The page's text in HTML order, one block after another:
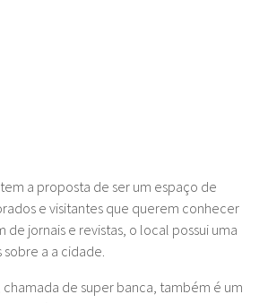
, chamada de super banca, também é um
para os moradores e